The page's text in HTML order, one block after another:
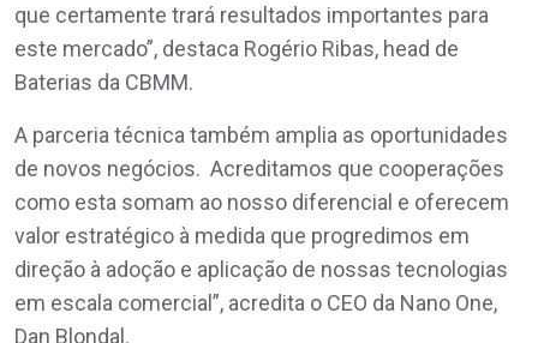
que certamente trará resultados importantes para
este mercado”, destaca Rogério Ribas, head de
Baterias da CBMM.
A parceria técnica também amplia as oportunidades
de novos negócios. Acreditamos que cooperações
como esta somam ao nosso diferencial e oferecem
valor estratégico à medida que progredimos em
direção à adoção e aplicação de nossas tecnologias
em escala comercial”, acredita o CEO da Nano One,
Dan Blondal.